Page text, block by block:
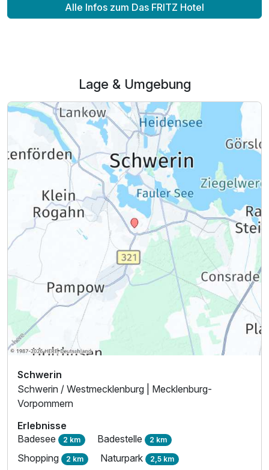
Alle Infos zum Das FRITZ Hotel
Lage & Umgebung
Schwerin
Schwerin / Westmecklenburg | Mecklenburg-
Vorpommern
Erlebnisse
Badesee 2 km Badestelle 2 km
Shopping 2 km Naturpark 2,5 km